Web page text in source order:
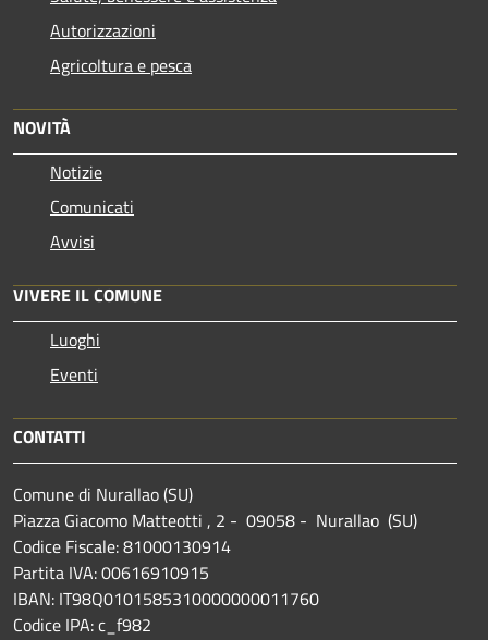
Autorizzazioni
Agricoltura e pesca
NOVITÀ
Notizie
Comunicati
Avvisi
VIVERE IL COMUNE
Luoghi
Eventi
CONTATTI
Comune di Nurallao (SU)
Piazza Giacomo Matteotti , 2 - 09058 - Nurallao (SU)
Codice Fiscale: 81000130914
Partita IVA: 00616910915
IBAN: IT98Q0101585310000000011760
Codice IPA: c_f982